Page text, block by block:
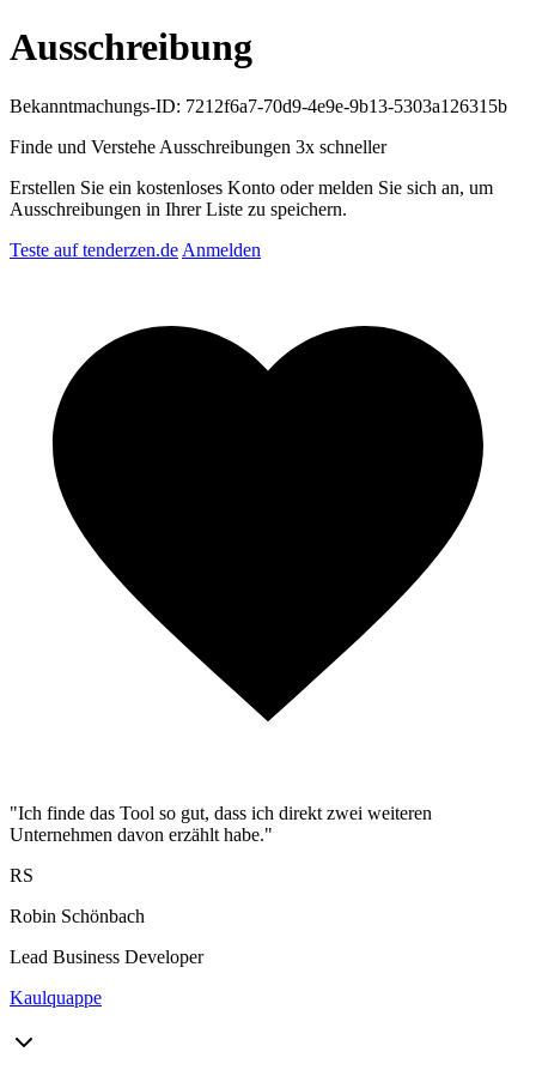
Ausschreibung
Bekanntmachungs-ID: 7212f6a7-70d9-4e9e-9b13-5303a126315b
Finde und Verstehe Ausschreibungen 3x schneller
Erstellen Sie ein kostenloses Konto oder melden Sie sich an, um
Ausschreibungen in Ihrer Liste zu speichern.
Teste auf tenderzen.de Anmelden
"Ich finde das Tool so gut, dass ich direkt zwei weiteren
Unternehmen davon erzählt habe."
RS
Robin Schönbach
Lead Business Developer
Kaulquappe